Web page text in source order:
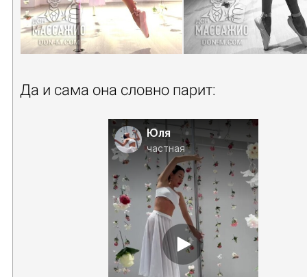
Да и сама она словно парит:
Юля
частная